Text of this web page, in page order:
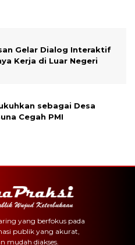
Gelar Dialog Interaktif
Kerja di Luar Negeri
sebagai Desa
Cegah PMI
yang berfokus pada
publik yang akurat,
mudah diakses.